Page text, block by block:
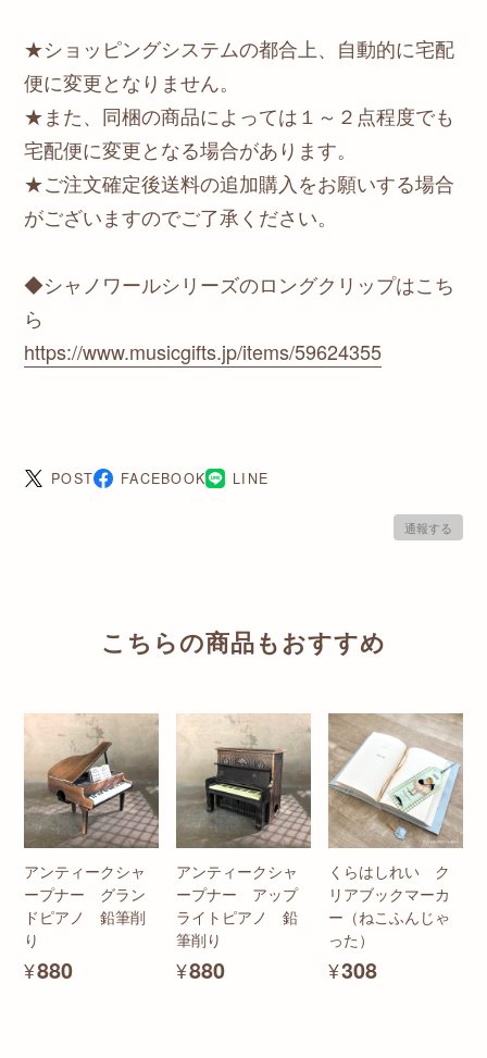
★ショッピングシステムの都合上、自動的に宅配
便に変更となりません。
★また、同梱の商品によっては１～２点程度でも
宅配便に変更となる場合があります。
★ご注文確定後送料の追加購入をお願いする場合
がございますのでご了承ください。
◆シャノワールシリーズのロングクリップはこち
ら
https://www.musicgifts.jp/items/59624355
POST FACEBOOK LINE
通報する
こちらの商品もおすすめ
アンティークシャ
ープナー グラン
ドピアノ 鉛筆削
り
¥880
アンティークシャ
ープナー アップ
ライトピアノ 鉛
筆削り
¥880
くらはしれい ク
リアブックマーカ
ー（ねこふんじゃ
った）
¥308